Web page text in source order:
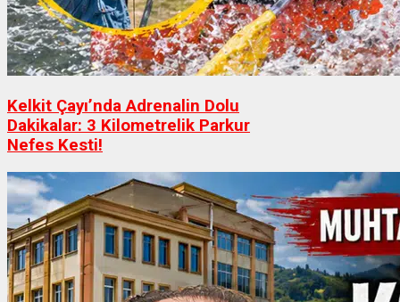
Kelkit Çayı’nda Adrenalin Dolu
Dakikalar: 3 Kilometrelik Parkur
Nefes Kesti!